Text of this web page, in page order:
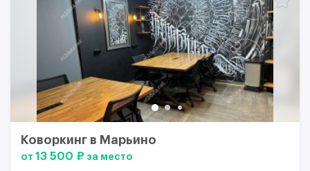
Коворкинг в Марьино
от 13 500 ₽ за место